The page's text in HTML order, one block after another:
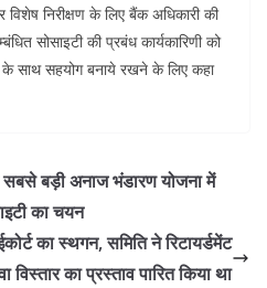
विशेष निरीक्षण के लिए बैंक अधिकारी की
सोसाइटी की प्रबंध कार्यकारिणी को
के साथ सहयोग बनाये रखने के लिए कहा
बड़ी अनाज भंडारण योजना में
का चयन
का स्थगन, समिति ने रिटायर्डमेंट
का प्रस्ताव पारित किया था